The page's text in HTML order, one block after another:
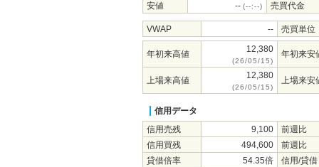
安値
-- (--:--) 売買代金
VWAP -- 売買単位
年初来高値 12,380
(26/05/15)
年初来安
上場来高値 12,380
(26/05/15)
上場来安
信用データ
信用売残
9,100
前週比
信用買残
494,600
前週比
貸借倍率
54.35倍 信用/貸借